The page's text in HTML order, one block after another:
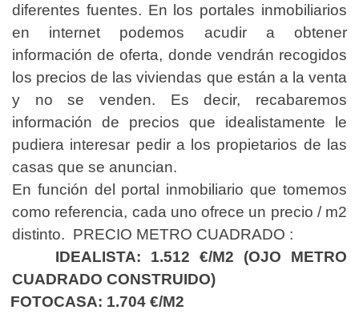
diferentes fuentes. En los portales inmobiliarios
en internet podemos acudir a obtener
información de oferta, donde vendrán recogidos
los precios de las viviendas que están a la venta
y no se venden. Es decir, recabaremos
información de precios que idealistamente le
pudiera interesar pedir a los propietarios de las
casas que se anuncian.
En función del portal inmobiliario que tomemos
como referencia, cada uno ofrece un precio / m2
distinto. PRECIO METRO CUADRADO :
IDEALISTA: 1.512 €/M2 (OJO METRO
CUADRADO CONSTRUIDO)
FOTOCASA: 1.704 €/M2